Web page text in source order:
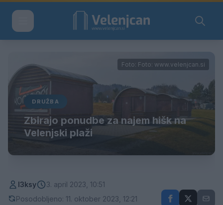
Foto: Foto: www.velenjcan.si
DRUŽBA
Zbirajo ponudbe za najem hišk na
Velenjski plaži
l3ksy
3. april 2023, 10:51
Posodobljeno: 11. oktober 2023, 12:21